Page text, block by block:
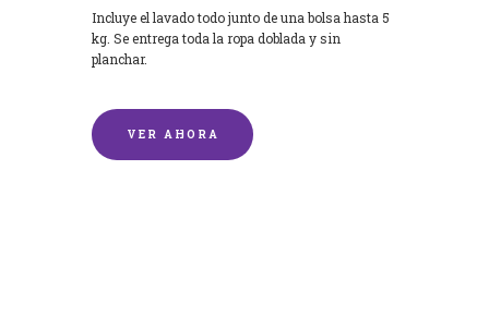
Incluye el lavado todo junto de una bolsa hasta 5
kg. Se entrega toda la ropa doblada y sin
planchar.
VER AHORA